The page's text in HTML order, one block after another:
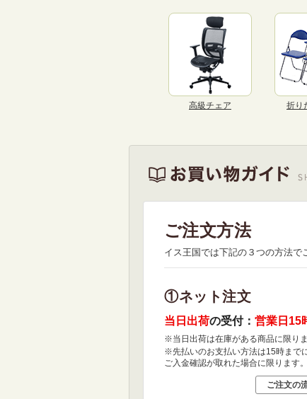
高級チェア 折り
ご注文方法
イス王国では下記の３つの方法で
①ネット注文
当日出荷の受付： 営業日15
※当日出荷は在庫がある商品に限りま
※先払いのお支払い方法は15時まで
ご入金確認が取れた場合に限ります。
ご注文の